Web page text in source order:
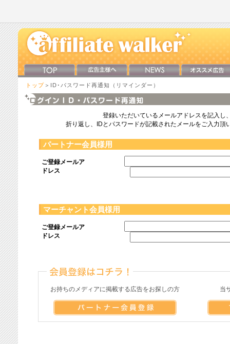
トップ ＞ID･パスワード再通知（リマインダー）
登録いただいているメールアドレスを記入し
折り返し、IDとパスワードが記載されたメールをご入力頂
パートナー会員様用
ご登録メールア
ドレス
マーチャント会員様用
ご登録メールア
ドレス
お持ちのメディアに掲載する広告をお探しの方 当